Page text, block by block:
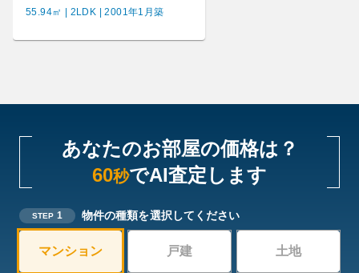
55.94㎡ | 2LDK | 2001年1月築
あなたのお部屋の価格は？
60秒でAI査定します
STEP 1 物件の種類を選択してください
マンション 戸建 土地